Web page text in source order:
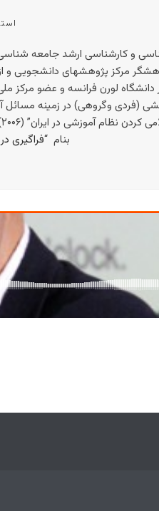
و کارشناسی ارشد جامعه شناسی
دانشگاه لورن فرانسه و عضو مرکز
(فردی وگروهی) در زمینه مسائل
بنام “فراگیری